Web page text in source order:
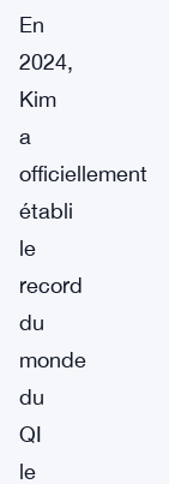
En
2024,
Kim
a
officiellement
établi
le
record
du
monde
du
QI
le